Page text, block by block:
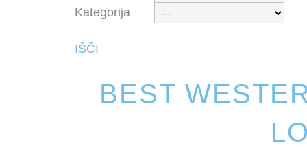
Kategorija
IŠČI
BEST